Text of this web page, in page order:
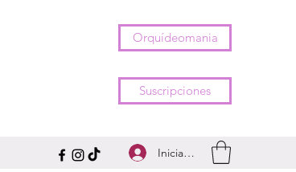
Orquídeomania
Suscripciones
Iniciar sesión